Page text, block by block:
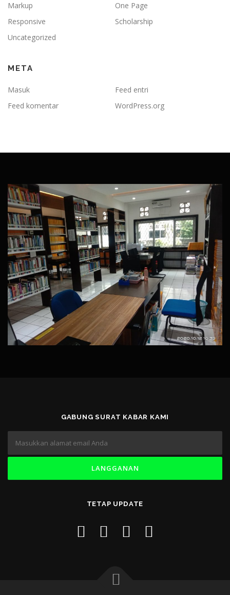
Markup
One Page
Responsive
Scholarship
Uncategorized
META
Masuk
Feed entri
Feed komentar
WordPress.org
GABUNG SURAT KABAR KAMI
TETAP UPDATE